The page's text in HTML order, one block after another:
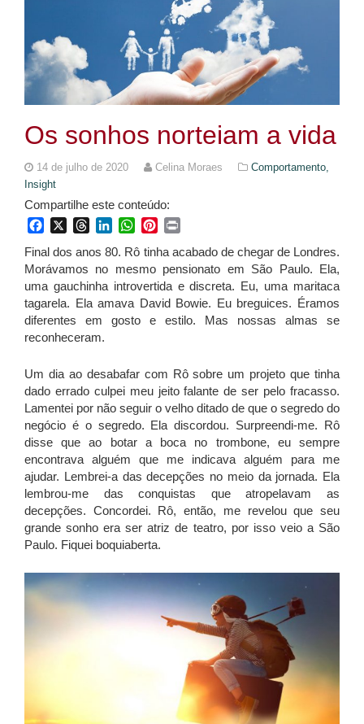
Os sonhos norteiam a vida
14 de julho de 2020 Celina Moraes
Comportamento,
Insight
Compartilhe este conteúdo:
FacebookThreadsLinkedInWhatsApp
Pinterest
Final dos anos 80. Rô tinha acabado de chegar de Londres.
Morávamos no mesmo pensionato em São Paulo. Ela,
uma gauchinha introvertida e discreta. Eu, uma maritaca
tagarela. Ela amava David Bowie. Eu breguices. Éramos
diferentes em gosto e estilo. Mas nossas almas se
reconheceram.
Um dia ao desabafar com Rô sobre um projeto que tinha
dado errado culpei meu jeito falante de ser pelo fracasso.
Lamentei por não seguir o velho ditado de que o segredo do
negócio é o segredo. Ela discordou. Surpreendi-me. Rô
disse que ao botar a boca no trombone, eu sempre
encontrava alguém que me indicava alguém para me
ajudar. Lembrei-a das decepções no meio da jornada. Ela
lembrou-me das conquistas que atropelavam as
decepções. Concordei. Rô, então, me revelou que seu
grande sonho era ser atriz de teatro, por isso veio a São
Paulo. Fiquei boquiaberta.